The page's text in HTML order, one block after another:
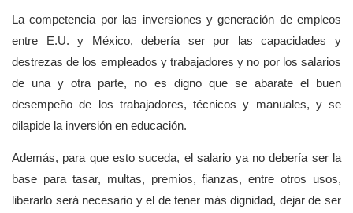
La competencia por las inversiones y generación de empleos
entre E.U. y México, debería ser por las capacidades y
destrezas de los empleados y trabajadores y no por los salarios
de una y otra parte, no es digno que se abarate el buen
desempeño de los trabajadores, técnicos y manuales, y se
dilapide la inversión en educación.
Además, para que esto suceda, el salario ya no debería ser la
base para tasar, multas, premios, fianzas, entre otros usos,
liberarlo será necesario y el de tener más dignidad, dejar de ser